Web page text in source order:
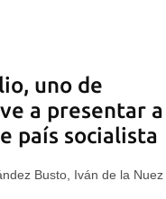
uno de
a presentar a
país socialista
Busto, Iván de la Nuez